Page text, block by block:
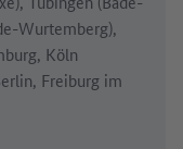
Wurtemberg),
Köln
Freiburg im